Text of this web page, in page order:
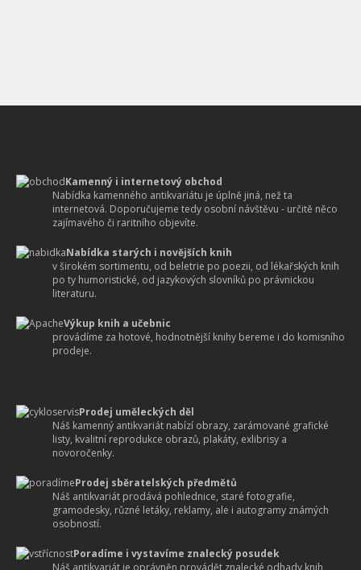
Kamenný i internetový obchod
Nabídka kamenného antikvariátu je úplně jiná, než ta
internetová. Doporučujeme tedy osobní návštěvu - určitě něco
zajímavého či raritního objevíte.
Nabídka starých i novějších knih
v širokém sortimentu, od beletrie po poezii, od lékařských knih
po ty humoristické, od jazykových slovníků po právnickou
literaturu.
Výkup knih a učebnic
provádíme za hotové, hodnotnější knihy bereme i do komisního
prodeje.
Prodej uměleckých děl
Náš kamenný antikvariát nabízí obrazy, zarámované grafické
listy, kvalitní reprodukce obrazů, plakáty, exlibrisy a
novoročenky.
Prodej sběratelských předmětů
Náš antikvariát prodává pohlednice, staré fotografie,
gramodesky, různé letáky, reklamy, ale i autogramy známých
osobností.
Poradíme i vystavíme znalecký posudek
Náš antikvariát je oprávněn provádět znalecké odhady knih,